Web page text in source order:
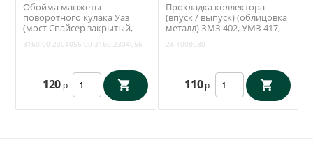
Обойма манжеты
поворотного кулака Уаз
(мост Спайсер закрытый,
УАЗ) 3160-00-2304056-00
3160-00-2304056-00 3160-2304056
120 р.
Прокладка коллектора
(впуск / выпуск) (облицовка
металл) ЗМЗ 402, УМЗ 417,
24.1008080
24.1008080
110 р.